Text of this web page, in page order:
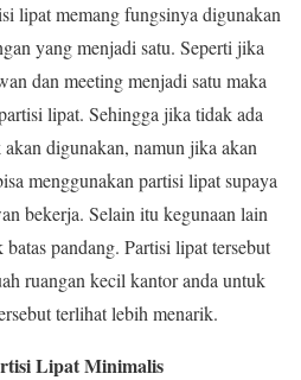
lipat memang fungsinya digunakan
yang menjadi satu. Seperti jika
dan meeting menjadi satu maka
lipat. Sehingga jika tidak ada
digunakan, namun jika akan
menggunakan partisi lipat supaya
bekerja. Selain itu kegunaan lain
pandang. Partisi lipat tersebut
ruangan kecil kantor anda untuk
terlihat lebih menarik.
Lipat Minimalis